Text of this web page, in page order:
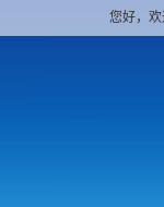
您好，欢